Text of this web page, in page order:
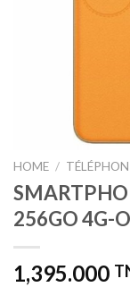
HOME /
256GO 4G-
1,395.000